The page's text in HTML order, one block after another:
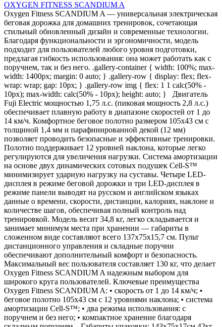
OXYGEN FITNESS SCANDIUM A
Oxygen Fitness SCANDIUM A — универсальная электрическая
беговая дорожка для домашних тренировок, сочетающая
стильный обновленный дизайн и современные технологии.
Благодаря функциональности и эргономичности, модель
подходит для пользователей любого уровня подготовки,
предлагая гибкость использования: она может работать как с
поручнем, так и без него. .gallery-container { width: 100%; max-
width: 1400px; margin: 0 auto; } .gallery-row { display: flex; flex-
wrap: wrap; gap: 10px; } .gallery-row img { flex: 1 1 calc(50% -
10px); max-width: calc(50% - 10px); height: auto; } Двигатель
Fuji Electric мощностью 1,75 л.с. (пиковая мощность 2,8 л.с.)
обеспечивает плавную работу в диапазоне скоростей от 1 до
14 км/ч. Комфортное беговое полотно размером 105х43 см с
толщиной 1,4 мм и парафинированной декой (12 мм)
позволяет проводить безопасные и эффективные тренировки.
Полотно поддерживает 12 уровней наклона, которые легко
регулируются для увеличения нагрузки. Система амортизации
на основе двух динамических сотовых подушек Cell-S™
минимизирует ударную нагрузку на суставы. Четыре LED-
дисплея в режиме беговой дорожки и три LED-дисплея в
режиме панели выводят на русском и английском языках
данные о времени, скорости, дистанции, калориях, наклоне и
количестве шагов, обеспечивая полный контроль над
тренировкой. Модель весит 34,8 кг, легко складывается и
занимает минимум места при хранении — габариты в
сложенном виде составляют всего 137х75х15,7 см. Пульт
дистанционного управления и складные поручни
обеспечивают дополнительный комфорт и безопасность.
Максимальный вес пользователя составляет 130 кг, что делает
Oxygen Fitness SCANDIUM A надежным выбором для
широкого круга пользователей. Ключевые преимущества
Oxygen Fitness SCANDIUM A: • скорость от 1 до 14 км/ч; •
беговое полотно 105х43 см с 12 уровнями наклона; • система
амортизации Cell-S™; • два режима использования: с
поручнем и без него; • компактное хранение благодаря